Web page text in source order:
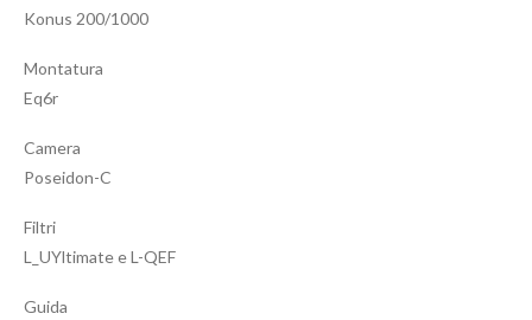
Konus 200/1000
Montatura
Eq6r
Camera
Poseidon-C
Filtri
L_UYltimate e L-QEF
Guida